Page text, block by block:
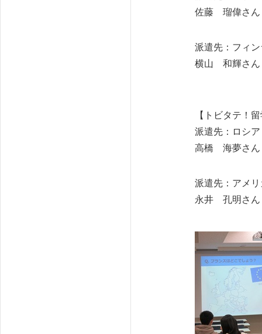
佐藤 瑠偉さん
派遣先：フィ
横山 和輝さん
【トビタテ！
派遣先：ロシ
高橋 海夢さん
派遣先：アメ
永井 孔明さん